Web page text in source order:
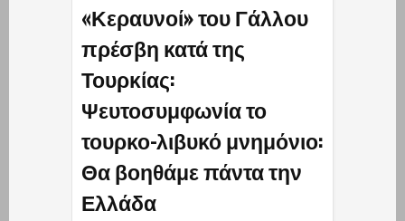
«Κεραυνοί» του Γάλλου
πρέσβη κατά της
Τουρκίας:
Ψευτοσυμφωνία το
τουρκο-λιβυκό μνημόνιο:
Θα βοηθάμε πάντα την
Ελλάδα